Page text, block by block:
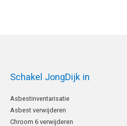
Schakel JongDijk in
Asbestinventarisatie
Asbest verwijderen
Chroom 6 verwijderen